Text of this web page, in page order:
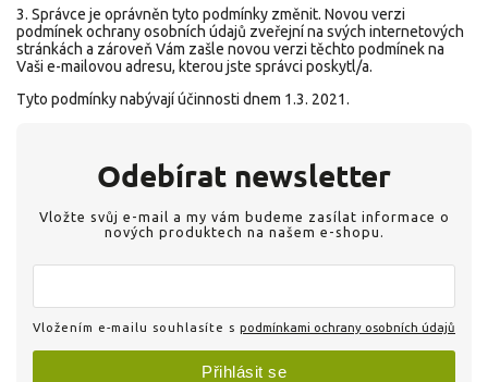
3. Správce je oprávněn tyto podmínky změnit. Novou verzi
podmínek ochrany osobních údajů zveřejní na svých internetových
stránkách a zároveň Vám zašle novou verzi těchto podmínek na
Vaši e-mailovou adresu, kterou jste správci poskytl/a.
Tyto podmínky nabývají účinnosti dnem 1.3. 2021.
Odebírat newsletter
Vložte svůj e-mail a my vám budeme zasílat informace o
nových produktech na našem e-shopu.
Vložením e-mailu souhlasíte s podmínkami ochrany osobních údajů
Přihlásit se